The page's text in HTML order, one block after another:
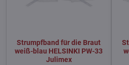
Strumpfband für die Braut
weiß-blau HELSINKI PW-33
Julimex